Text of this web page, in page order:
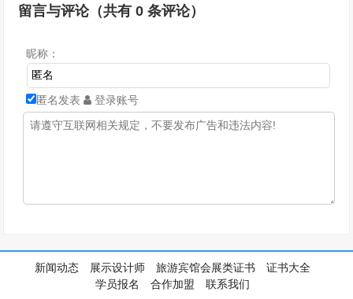
留言与评论（共有0 条评论）
昵称：
匿名发表 登录账号
新闻动态 展示设计师 旅游宾馆会展类证书
证书大全
学员报名
合作加盟 联系我们